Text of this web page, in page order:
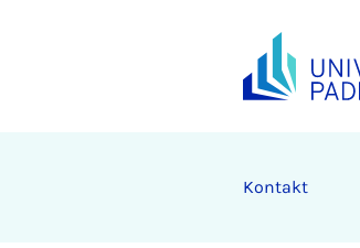
Kontakt